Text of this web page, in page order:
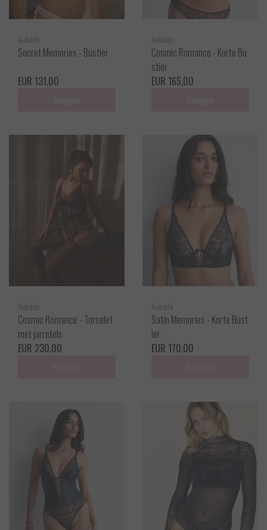
Aubade
Secret Memories - Bustier
EUR 131,00
Aubade
Cosmic Romance - Korte Bu
stier
EUR 165,00
Aubade
Cosmic Romance - Torselet
met jarretels
EUR 230,00
Aubade
Satin Memories - Korte Bust
ier
EUR 170,00